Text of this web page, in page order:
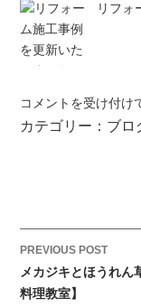
リフォ
ノ
ー
イ
ン
グ
オ
コメントを受け付け
カテゴリー： ブロ
P
o
s
PREVIOUS POST
メカジキとほうれん
料理教室】